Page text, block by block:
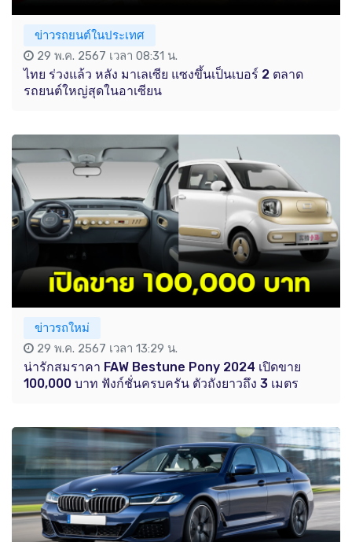
ข่าวรถยนต์ในประเทศ
29 พ.ค. 2567 เวลา 08:31 น.
ไทย ร่วงแล้ว หลัง มาเลเซีย แซงขึ้นเป็นเบอร์ 2 ตลาด
รถยนต์ใหญ่สุดในอาเซียน
ข่าวรถใหม่
29 พ.ค. 2567 เวลา 13:29 น.
น่ารักสมราคา FAW Bestune Pony 2024 เปิดขาย
100,000 บาท ฟังก์ชั่นครบครัน ตัวถังยาวถึง 3 เมตร